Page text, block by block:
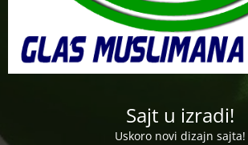
Sajt u izradi!
Uskoro novi dizajn sajta!